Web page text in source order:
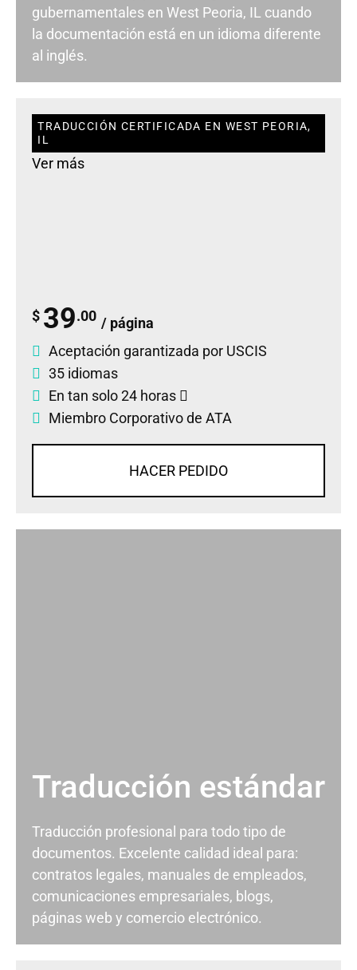
gubernamentales en West Peoria, IL cuando
la documentación está en un idioma diferente
al inglés.
TRADUCCIÓN CERTIFICADA EN WEST PEORIA,
IL
Ver más
$ 39.00 / página
Aceptación garantizada por USCIS
35 idiomas
En tan solo 24 horas
Miembro Corporativo de ATA
HACER PEDIDO
Traducción estándar
Traducción profesional para todo tipo de
documentos. Excelente calidad ideal para:
contratos legales, manuales de empleados,
comunicaciones empresariales, blogs,
páginas web y comercio electrónico.